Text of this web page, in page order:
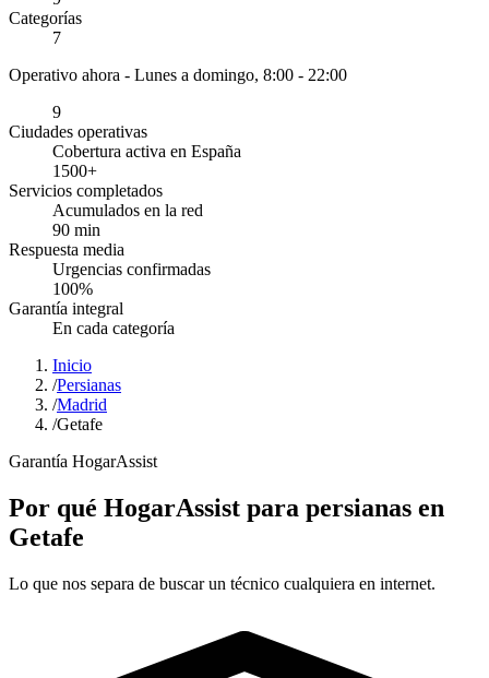
Categorías
7
Operativo ahora - Lunes a domingo, 8:00 - 22:00
9
Ciudades operativas
Cobertura activa en España
1500+
Servicios completados
Acumulados en la red
90 min
Respuesta media
Urgencias confirmadas
100%
Garantía integral
En cada categoría
Inicio
/Persianas
/Madrid
/Getafe
Garantía HogarAssist
Por qué HogarAssist para persianas en
Getafe
Lo que nos separa de buscar un técnico cualquiera en internet.